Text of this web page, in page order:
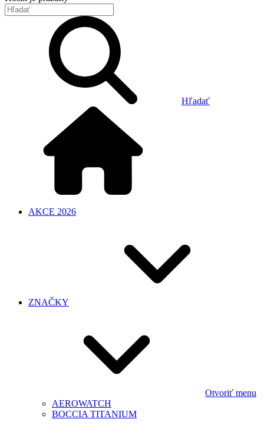
Hľadať
AKCE 2026
ZNAČKY
Otvoriť menu
AEROWATCH
BOCCIA TITANIUM